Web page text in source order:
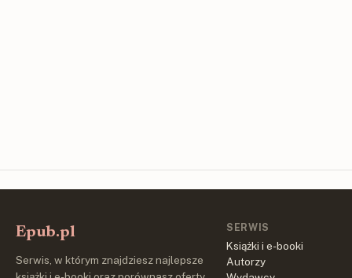
Epub.pl
Serwis, w którym znajdziesz najlepsze
SERWIS
Książki i e-booki
Autorzy